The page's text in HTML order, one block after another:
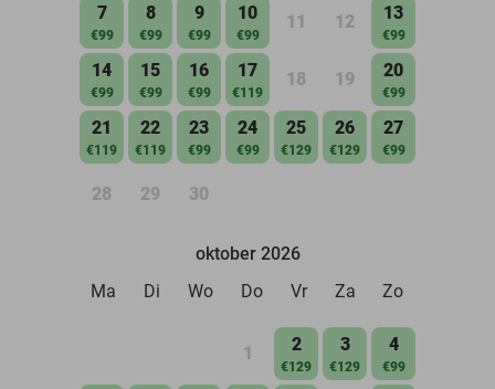
7
€99
8
€99
9
€99
10
€99
11 12 13
€99
14
€99
15
€99
16
€99
17
€119
18 19 20
€99
21
€119
22
€119
23
€99
24
€99
25
€129
26
€129
27
€99
28 29 30
oktober 2026
Ma
Di Wo Do Vr Za Zo
1 2
€129
3
€129
4
€99